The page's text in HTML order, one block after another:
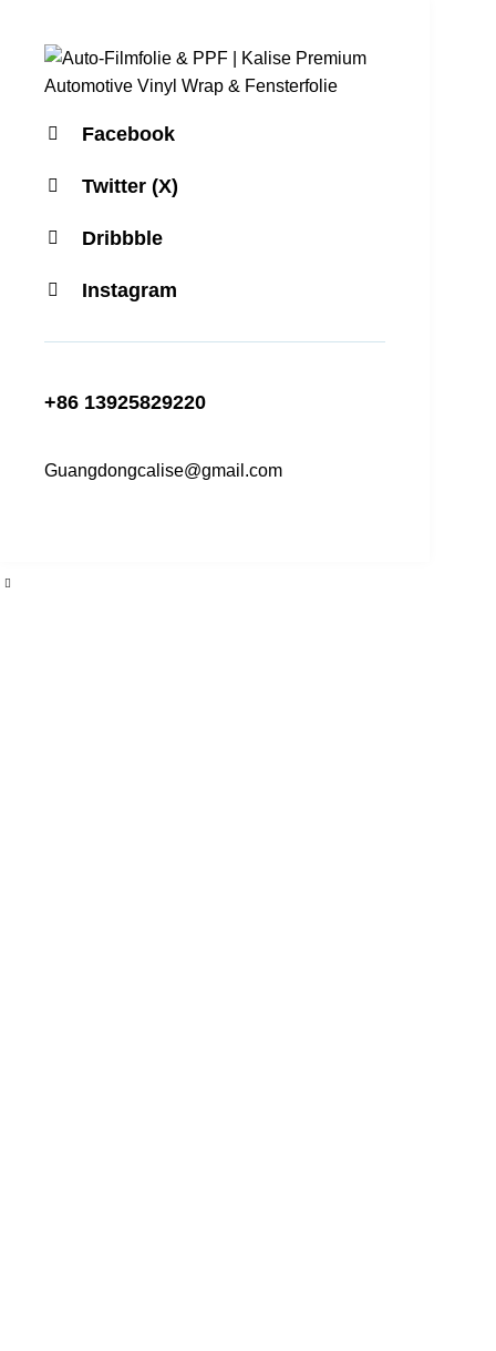
Facebook
Twitter (X)
Dribbble
Instagram
+86 13925829220
Guangdongcalise@gmail.com